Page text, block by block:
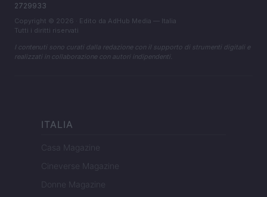
2729933
Copyright © 2026 · Edito da AdHub Media — Italia
Tutti i diritti riservati
I contenuti sono curati dalla redazione con il supporto di strumenti digitali e
realizzati in collaborazione con autori indipendenti.
ITALIA
Casa Magazine
Cineverse Magazine
Donne Magazine